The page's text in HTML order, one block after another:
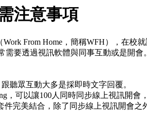
注意事項
From Home，簡稱WFH），在
要透過視訊軟體與同事互動或是開
聽眾互動大多是採即時文字回覆。
，可以讓100人同時同步線上視訊開
完美結合，除了同步線上視訊開會之